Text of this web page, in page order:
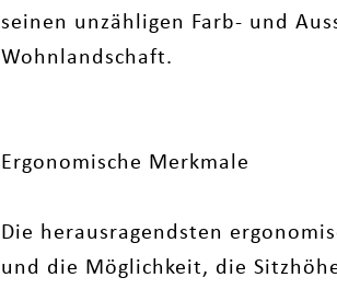
seinen unzähligen Farb- und
Wohnlandschaft.
Ergonomische Merkmale
Die herausragendsten
und die Möglichkeit, die